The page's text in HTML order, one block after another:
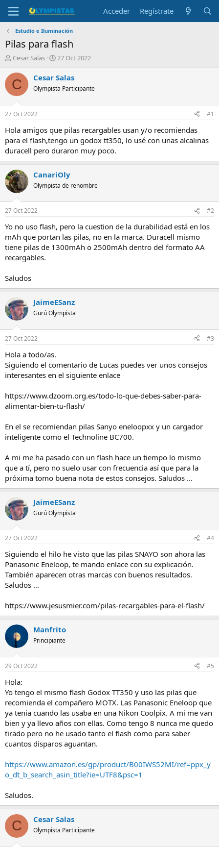
Acceder Regístrate
Estudio e Iluminación
Pilas para flash
I
i
c
a
d
o
r
e
l
t
e
m
a
Cesar Salas
F
c
a
i
n
c
i
o
27 Oct 2022
C Cesar Salas
Olympista Participante
27 Oct 2022 #1
Hola amigos que pilas recargables usan y/o recomiendas
para el flash,tengo un godox tt350, lo usé con unas alcalinas
duracell pero duraron muy poco.
CanariOly
Olympista de renombre
27 Oct 2022 #2
Yo no uso flash, pero la cuestion de la durabilidad está en los
mAh que portan las pilas, no en la marca. Duracell mismo
tiene pilas de 1300mAh o 2500mAh dentro del formato AA
recargables.
Saludos
JaimeESanz
Gurú Olympista
27 Oct 2022 #3
Hola a todo/as.
Siguiendo el comentario de Lucas puedes ver unos consejos
interesantes en el siguiente enlace
https://www.dzoom.org.es/todo-lo-que-debes-saber-para-
alimentar-bien-tu-flash/
En el se recomiendan pilas Sanyo eneloopxx y un cargador
inteligente como el Technoline BC700.
A mi me ha pasado con un flash hace un tiempo lo mismo
que a tí, pero no suelo usar con frecuencia así que para la
próxima tomo buena nota de estos consejos. Saludos ...
JaimeESanz
Gurú Olympista
27 Oct 2022 #4
Siguiendo el hilo he visto que las pilas SNAYO son ahora las
Panasonic Eneloop, te mando enlace con su explicación.
También aparecen otras marcas con buenos resultados.
Saludos ...
https://www.jesusmier.com/pilas-recargables-para-el-flash/
Manfrito
Principiante
29 Oct 2022 #5
Hola:
Yo tengo el mismo flash Godox TT350 y uso las pilas que
recomienda el compañero MOTX. Las Panasonic Eneloop que
ya tenia cuando las usaba en una Nikon Coolpix. A mi me van
bien y ya llevo años con ellas. Como tengo 8 nunca me quedo
tirado pero no he usado tanto el flash como para saber
cuantos disparos aguantan.
https://www.amazon.es/gp/product/B00IWS52MI/ref=ppx_y
o_dt_b_search_asin_title?ie=UTF8&psc=1
Saludos.
C Cesar Salas
Olympista Participante